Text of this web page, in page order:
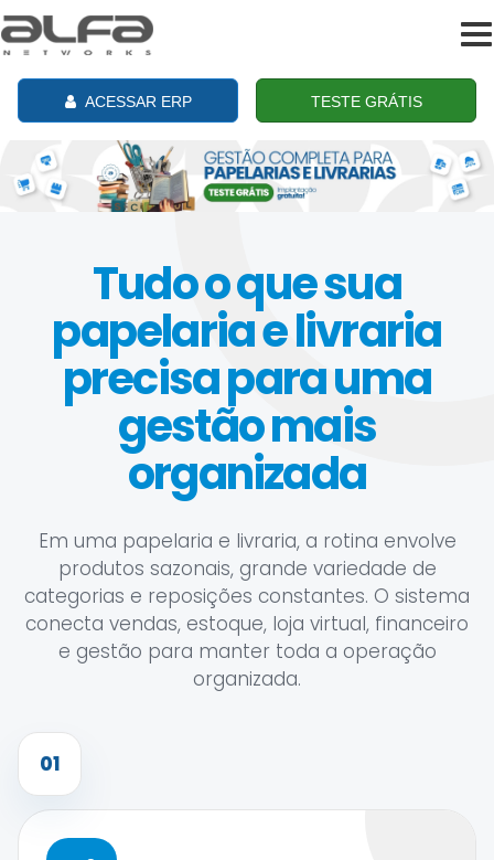
ACESSAR ERP TESTE GRÁTIS
Tudo o que sua
papelaria e livraria
precisa para uma
gestão mais
organizada
Em uma papelaria e livraria, a rotina envolve
produtos sazonais, grande variedade de
categorias e reposições constantes. O sistema
conecta vendas, estoque, loja virtual, financeiro
e gestão para manter toda a operação
organizada.
01